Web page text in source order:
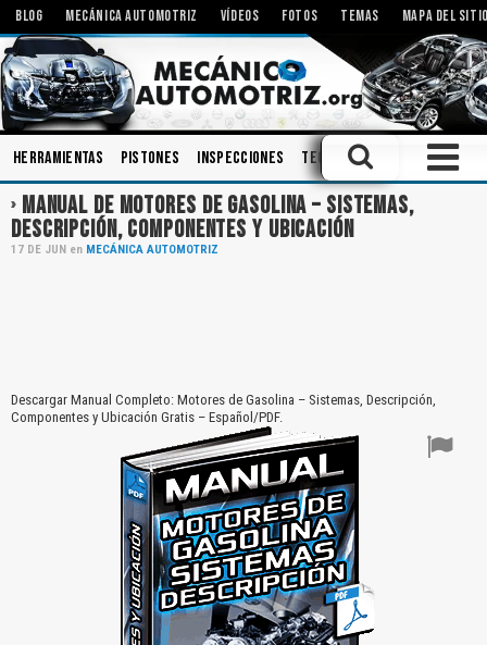
BLOG MECÁNICA AUTOMOTRIZ VÍDEOS FOTOS TEMAS MAPA DEL
Herramientas Pistones Inspecciones Tecnologías
MANUAL DE MOTORES DE GASOLINA – SISTEMAS,
DESCRIPCIÓN, COMPONENTES Y UBICACIÓN
17 DE JUN en MECÁNICA AUTOMOTRIZ
Descargar Manual Completo: Motores de Gasolina – Sistemas, Descripción,
Componentes y Ubicación Gratis – Español/PDF.